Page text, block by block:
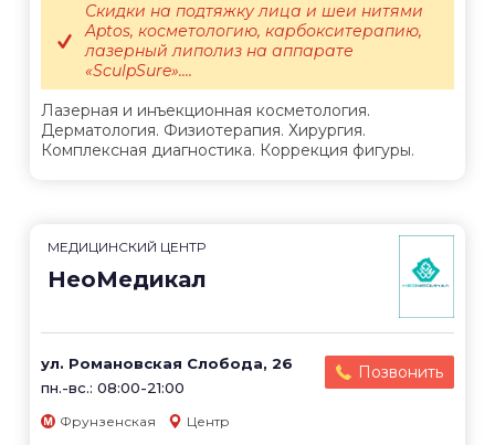
Лазерная и инъекционная косметология.
Дерматология. Физиотерапия. Хирургия.
Комплексная диагностика. Коррекция фигуры.
Скидки на подтяжку лица и шеи нитями
Aptos, косметологию, карбокситерапию,
лазерный липолиз на аппарате
«SculpSure»....
МЕДИЦИНСКИЙ ЦЕНТР
НеоМедикал
ул. Романовская Слобода, 26
пн.-вс.: 08:00-21:00
Позвонить
Фрунзенская Центр